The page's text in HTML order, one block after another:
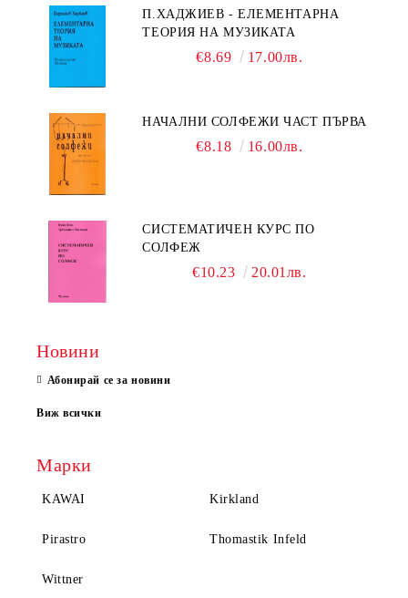
П.ХАДЖИЕВ - ЕЛЕМЕНТАРНА
ТЕОРИЯ НА МУЗИКАТА
€8.69 17.00лв.
НАЧАЛНИ СОЛФЕЖИ ЧАСТ ПЪРВА
€8.18 16.00лв.
СИСТЕМАТИЧЕН КУРС ПО
СОЛФЕЖ
€10.23 20.01лв.
Новини
Абонирай се за новини
Виж всички
Марки
KAWAI Kirkland
Pirastro Thomastik Infeld
Wittner